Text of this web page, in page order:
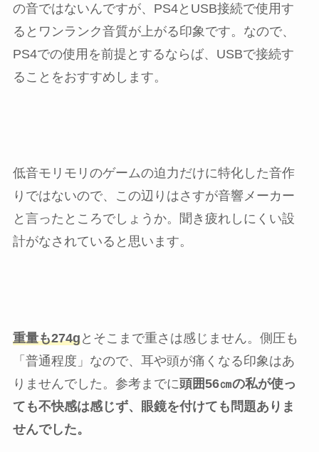
の音ではないんですが、PS4とUSB接続で使用す
るとワンランク音質が上がる印象です。なので、
PS4での使用を前提とするならば、USBで接続す
ることをおすすめします。
低音モリモリのゲームの迫力だけに特化した音作
りではないので、この辺りはさすが音響メーカー
と言ったところでしょうか。聞き疲れしにくい設
計がなされていると思います。
重量も274gとそこまで重さは感じません。側圧も
「普通程度」なので、耳や頭が痛くなる印象はあ
りませんでした。参考までに頭囲56㎝の私が使っ
ても不快感は感じず、
眼鏡を付けても問題ありま
せんでした。